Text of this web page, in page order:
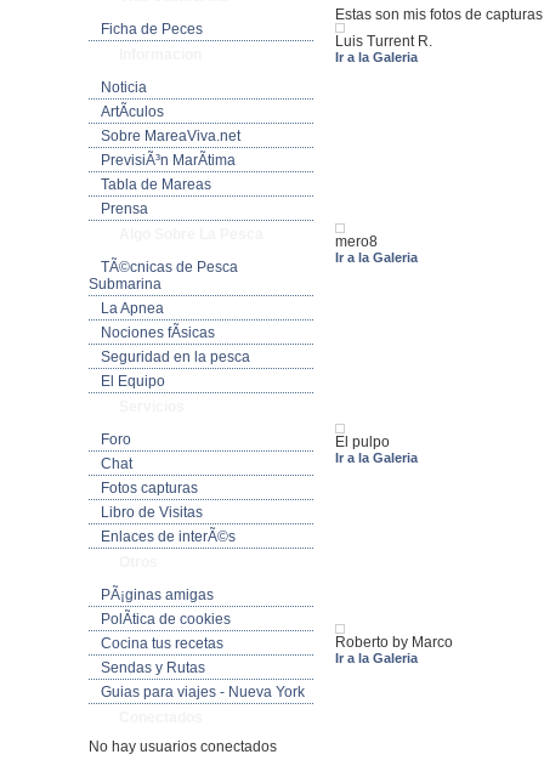
Ficha de Peces
Noticia
ArtÃ­culos
Sobre MareaViva.net
PrevisiÃ³n MarÃ­tima
Tabla de Mareas
Prensa
TÃ©cnicas de Pesca
Submarina
La Apnea
Nociones fÃ­sicas
Seguridad en la pesca
El Equipo
Foro
Chat
Fotos capturas
Libro de Visitas
Enlaces de interÃ©s
PÃ¡ginas amigas
PolÃ­tica de cookies
Cocina tus recetas
Sendas y Rutas
Guias para viajes - Nueva York
No hay usuarios conectados
Estas son mis fotos de
Luis Turrent R.
Ir a la Galeria
mero8
Ir a la Galeria
El pulpo
Ir a la Galeria
Roberto by Marco
Ir a la Galeria